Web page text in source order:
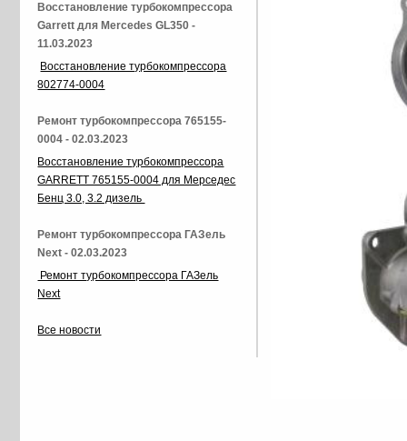
Восстановление турбокомпрессора
Garrett для Mercedes GL350 -
11.03.2023
Восстановление турбокомпрессора
802774-0004
Ремонт турбокомпрессора 765155-
0004 - 02.03.2023
Восстановление турбокомпрессора
GARRETT 765155-0004 для Мерседес
Бенц 3.0, 3.2 дизель
Ремонт турбокомпрессора ГАЗель
Next - 02.03.2023
Ремонт турбокомпрессора ГАЗель
Next
Все новости